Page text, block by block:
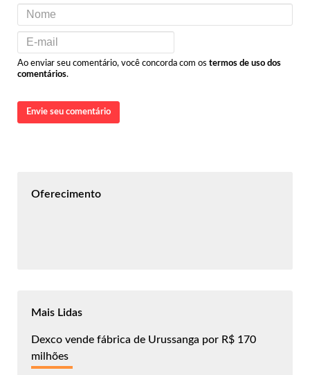
Ao enviar seu comentário, você concorda com os termos de uso dos
comentários.
Envie seu comentário
Oferecimento
Mais Lidas
Dexco vende fábrica de Urussanga por R$ 170
milhões